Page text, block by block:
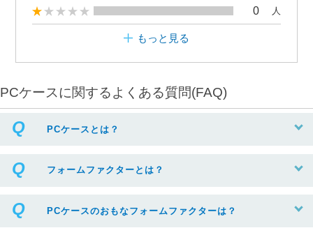
0 人
もっと見る
PCケースに関するよくある質問(FAQ)
PCケースとは？
フォームファクターとは？
PCケースのおもなフォームファクターは？